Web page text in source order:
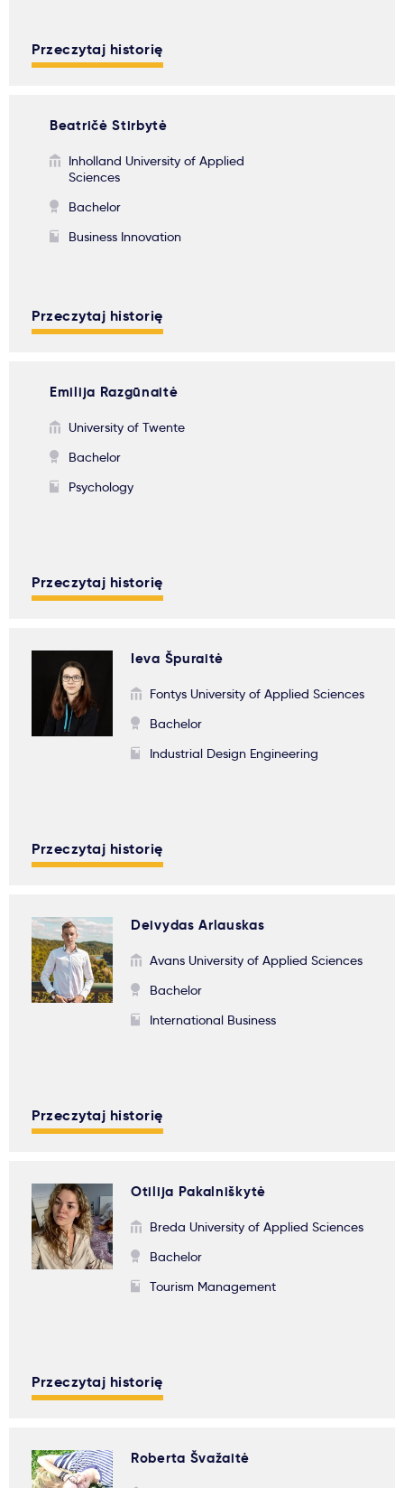
Przeczytaj historię
Beatričė Stirbytė
Inholland University of Applied
Sciences
Bachelor
Business Innovation
Przeczytaj historię
Emilija Razgūnaitė
University of Twente
Bachelor
Psychology
Przeczytaj historię
Ieva Špuraitė
Fontys University of Applied Sciences
Bachelor
Industrial Design Engineering
Przeczytaj historię
Deivydas Arlauskas
Avans University of Applied Sciences
Bachelor
International Business
Przeczytaj historię
Otilija Pakalniškytė
Breda University of Applied Sciences
Bachelor
Tourism Management
Przeczytaj historię
Roberta Švažaitė